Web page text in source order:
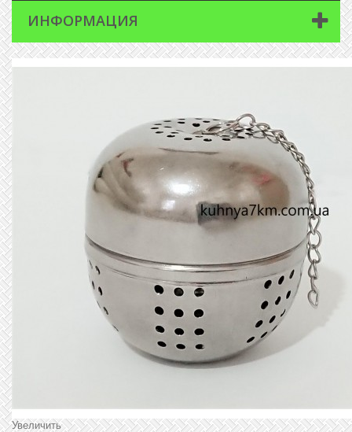
ИНФОРМАЦИЯ
Увеличить